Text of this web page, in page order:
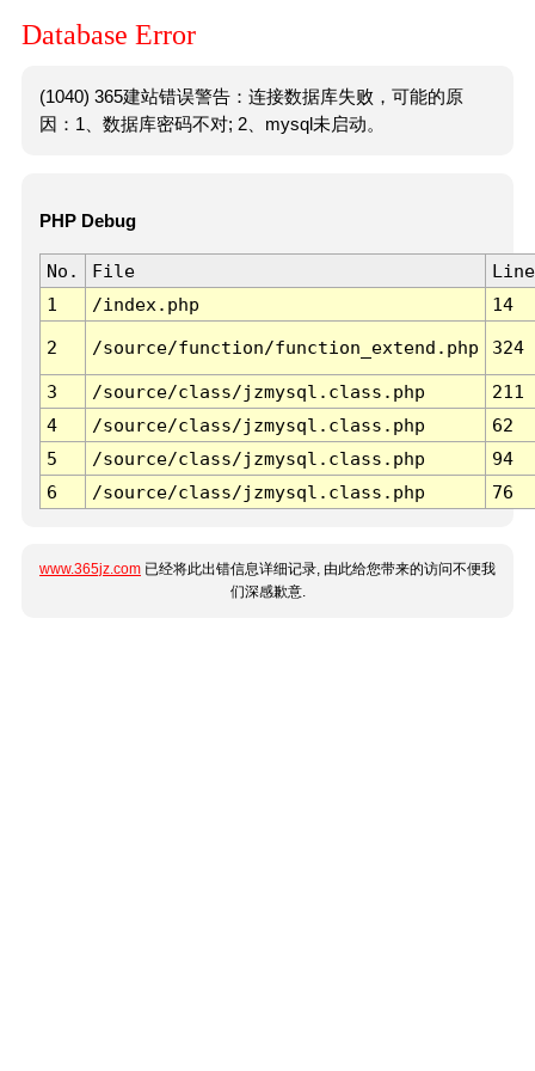
Database Error
(1040) 365建站错误警告：连接数据库失败，可能的原
因：1、数据库密码不对; 2、mysql未启动。
PHP Debug
No. File
Line
1
/index.php 14
2 /source/function/function_extend.php 324
3 /source/class/jzmysql.class.php
211
4
/source/class/jzmysql.class.php
62
5
/source/class/jzmysql.class.php
94
6
/source/class/jzmysql.class.php 76
www.365jz.com 已经将此出错信息详细记录, 由此给您带来的访问不便我
们深感歉意.